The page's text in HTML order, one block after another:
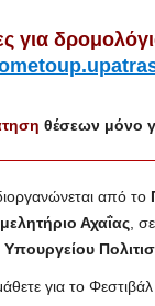
για
θέσεων μόνο
από το
Αχαΐας,
Υπουργείου
για το